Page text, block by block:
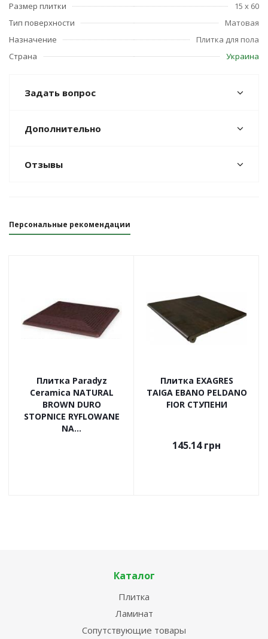
Размер плитки
15 x 60
Тип поверхности
Матовая
Назначение
Плитка для пола
Страна
Украина
Задать вопрос
Дополнительно
Отзывы
Персональные рекомендации
Плитка Paradyz
Ceramica NATURAL
BROWN DURO
STOPNICE RYFLOWANE
NA...
Плитка EXAGRES
TAIGA EBANO PELDANO
FIOR СТУПЕНИ
145.14грн
Каталог
Плитка
Ламинат
Сопутствующие товары